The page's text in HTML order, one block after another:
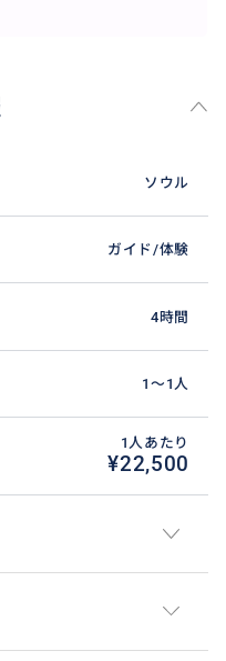
緒に時間を過ごす90
供されます。
記憶も長く残ります"
せん。
私だけの時間」をプレ
、
んな背景がいいのか
ソウル
ガイド/体験
4時間
1〜1人
1人あたり
¥22,500